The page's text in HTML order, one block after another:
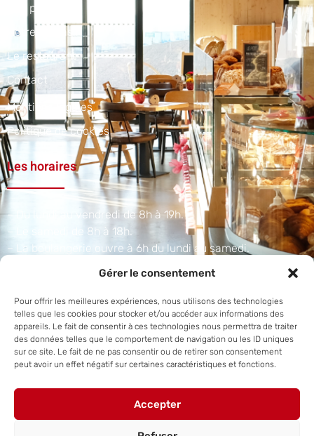
Gérer le consentement
Pour offrir les meilleures expériences, nous utilisons des technologies
telles que les cookies pour stocker et/ou accéder aux informations des
appareils. Le fait de consentir à ces technologies nous permettra de traiter
des données telles que le comportement de navigation ou les ID uniques
sur ce site. Le fait de ne pas consentir ou de retirer son consentement
peut avoir un effet négatif sur certaines caractéristiques et fonctions.
Accepter
Nos produits
Notre magasin
Le restaurant
Contact
Mentions légales
Politique de cookies
Les horaires
– Du lundi au vendredi de 8h à 19h.
– Le samedi de 8h à 18h.
– La boulangerie ouvre à 6h du lundi au samedi.​
Adresse et téléphone
1 A Rue du Scharrach, 67310 Traenheim
+33 3 88 50 38 07
Site internet réalisé parSteve Hornecker.